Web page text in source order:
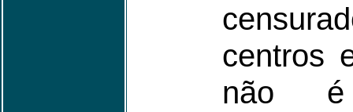
centros
não